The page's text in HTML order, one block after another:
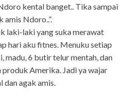
kental banget.. Tika sampai
amis Ndoro..”.
laki-laki yang suka merawat
hari aku fitnes. Menuku setiap
madu, 6 butir telur mentah, dan
produk Amerika. Jadi ya wajar
agak amis.